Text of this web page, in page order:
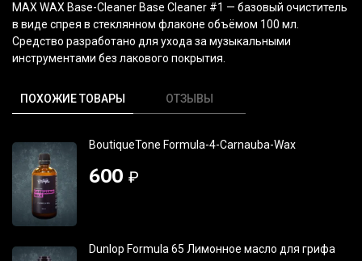
MAX WAX Base-Cleaner Base Cleaner #1 — базовый очиститель
в виде спрея в стеклянном флаконе объёмом 100 мл.
Средство разработано для ухода за музыкальными
инструментами без лакового покрытия.
ПОХОЖИЕ ТОВАРЫ ОТЗЫВЫ
BoutiqueTone Formula-4-Carnauba-Wax
600 ₽
Dunlop Formula 65 Лимонное масло для грифа